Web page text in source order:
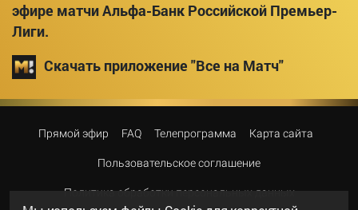
эфире матчи Альфа-Банк Российской Премьер-
Лиги.
Скачать приложение "Все на Матч"
Прямой эфир FAQ Телепрограмма Карта сайта
Пользовательское соглашение
Политика обработки персональных данных